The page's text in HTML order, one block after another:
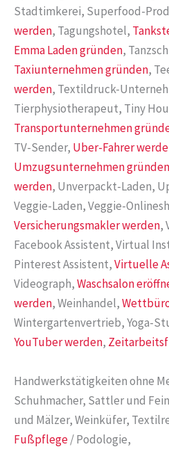
Stadtimkerei, Superfood-
werden, Tagungshotel,
Emma Laden gründen,
Taxiunternehmen gründen,
werden, Textildruck-
Tierphysiotherapeut, Tiny
Transportunternehmen
TV-Sender, Uber-Fahrer
Umzugsunternehmen gründen
werden, Unverpackt-Laden,
Veggie-Laden, Veggie-
Versicherungsmakler werden,
Facebook Assistent, Virtual
Pinterest Assistent,Virtuelle
Videograph,Waschsalon
werden, Weinhandel,
Wintergartenvertrieb, Yoga-
YouTuber werden,
Handwerkstätigkeiten ohne
Schuhmacher, Sattler und
und Mälzer, Weinküfer,
Fußpflege/ Podologie,